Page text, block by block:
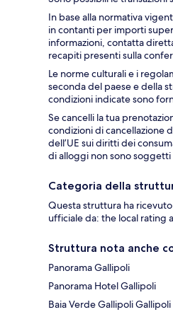
In base alla normativa
in contanti per importi
informazioni, contatta
recapiti presenti sulla
Le norme culturali e i
seconda del paese e della
condizioni indicate sono
Se cancelli la tua
condizioni di cancellazione
dell’UE sui diritti dei
di alloggi non sono
Categoria della
Questa struttura ha
ufficiale da: the local rating
Struttura nota anche
Panorama Gallipoli
Panorama Hotel Gallipoli
Baia Verde Gallipoli Gallipoli